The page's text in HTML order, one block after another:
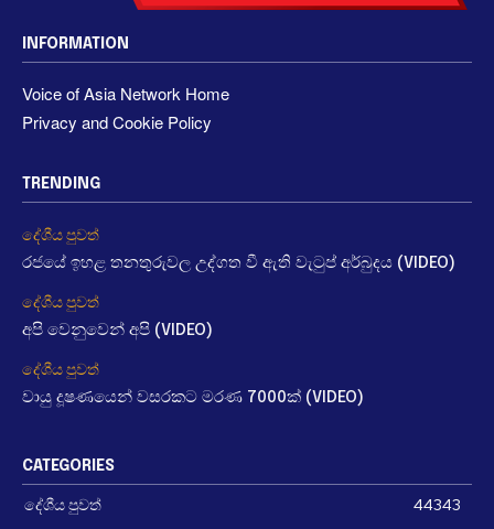
INFORMATION
Voice of Asia Network Home
Privacy and Cookie Policy
TRENDING
දේශීය පුවත්
රජයේ ඉහළ තනතුරුවල උද්ගත වී ඇති වැටුප් අර්බුදය (VIDEO)
දේශීය පුවත්
අපි වෙනුවෙන් අපි (VIDEO)
දේශීය පුවත්
වායු දූෂණයෙන් වසරකට මරණ 7000ක් (VIDEO)
CATEGORIES
දේශීය පුවත්
44343